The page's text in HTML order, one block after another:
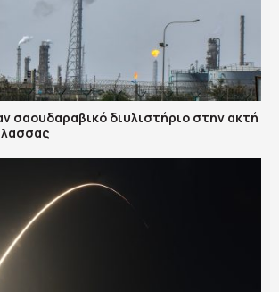
σαουδαραβικό διυλιστήριο στην ακτή